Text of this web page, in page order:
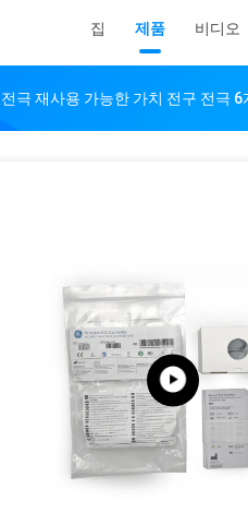
집 제품 비디오
극 재사용 가능한 가치 전구 전극 6